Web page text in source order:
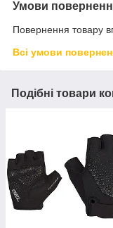
Умови
Повернення товару
Всі умови
Подібні товари